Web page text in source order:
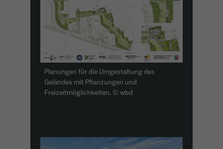
Planungen für die Umgestaltung des
Geländes mit Pflanzungen und
Freizeitmöglichkeiten. © wbd